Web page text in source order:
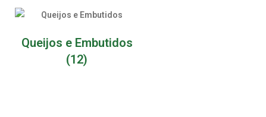
Queijos e Embutidos
(12)